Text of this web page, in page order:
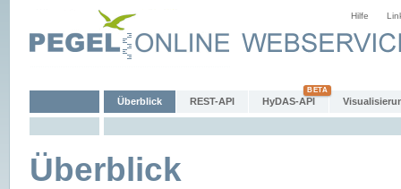
Hilfe
Überblick REST-API HyDAS-API
Überblick